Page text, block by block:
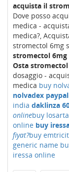
acquista il
Dove posso
medica -
medica?,
stromectol 6mg
stromectol 6mg
Osta
dosaggio -
medica buy
nolvadex paypal
india daklinza
onlinebuy
online buy
fiyat?buy
generic name
iressa online